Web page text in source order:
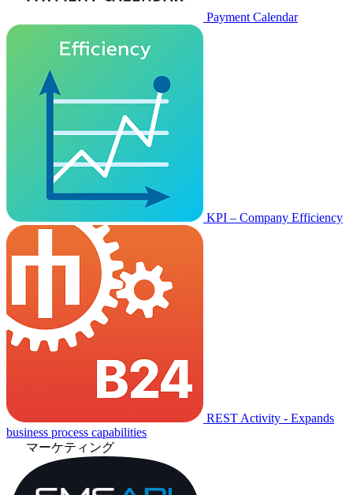
Payment Calendar
KPI – Company Efficiency
REST Activity - Expands
business process capabilities
マーケティング